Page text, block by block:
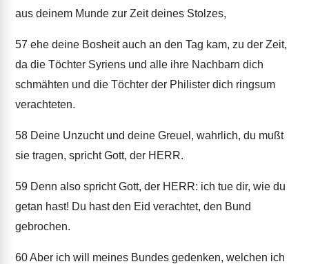
aus deinem Munde zur Zeit deines Stolzes,
57 ehe deine Bosheit auch an den Tag kam, zu der Zeit,
da die Töchter Syriens und alle ihre Nachbarn dich
schmähten und die Töchter der Philister dich ringsum
verachteten.
58 Deine Unzucht und deine Greuel, wahrlich, du mußt
sie tragen, spricht Gott, der HERR.
59 Denn also spricht Gott, der HERR: ich tue dir, wie du
getan hast! Du hast den Eid verachtet, den Bund
gebrochen.
60Aber ich will meines Bundes gedenken, welchen ich